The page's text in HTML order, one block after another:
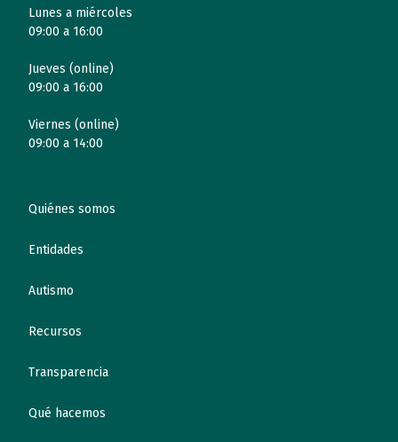
Lunes a miércoles
09:00 a 16:00
Jueves (online)
09:00 a 16:00
Viernes (online)
09:00 a 14:00
Quiénes somos
Entidades
Autismo
Recursos
Transparencia
Qué hacemos